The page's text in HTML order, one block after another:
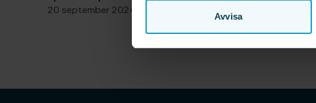
Avvisa
20 september 2024